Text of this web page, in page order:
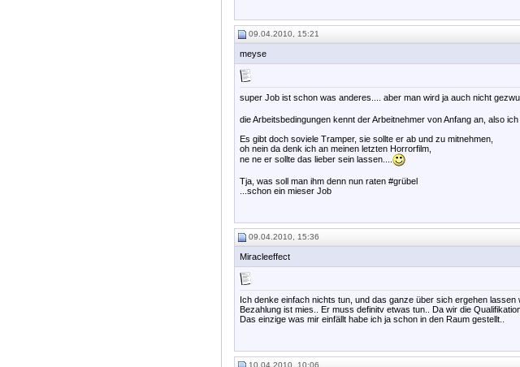
09.04.2010, 15:21
meyse
super Job ist schon was anderes.... aber man wird ja auch nicht
die Arbeitsbedingungen kennt der Arbeitnehmer von Anfang an, also
Es gibt doch soviele Tramper, sie sollte er ab und zu mitnehmen,
oh nein da denk ich an meinen letzten Horrorfilm,
ne ne er sollte das lieber sein lassen....
Tja, was soll man ihm denn nun raten #grübel
...schon ein mieser Job
09.04.2010, 15:36
Miracleeffect
Ich denke einfach nichts tun, und das ganze über sich ergehen
Bezahlung ist mies.. Er muss definitv etwas tun.. Da wir die
Das einzige was mir einfällt habe ich ja schon in den Raum gestellt..
10.04.2010, 10:06